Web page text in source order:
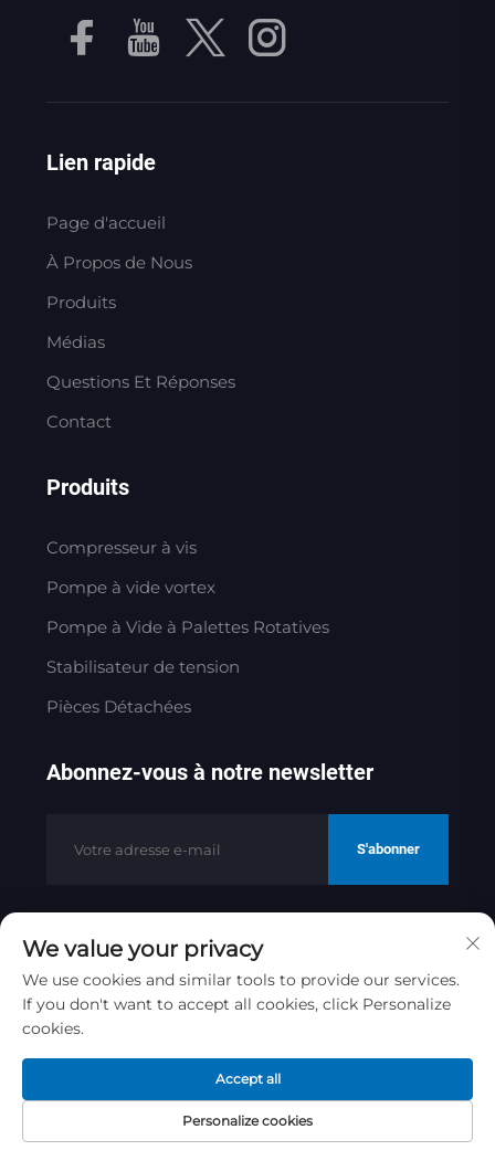
Lien rapide
Page d'accueil
À Propos de Nous
Produits
Médias
Questions Et Réponses
Contact
Produits
Compresseur à vis
Pompe à vide vortex
Pompe à Vide à Palettes Rotatives
Stabilisateur de tension
Pièces Détachées
Abonnez-vous à notre newsletter
S'abonner
Copyright © 2025 par Jinan Golden
Bridge Precision Machinery Co.ltd
Politique de confidentialité
Remonter en haut
Page Produit À propos Contact
We value your privacy
We use cookies and similar tools to provide our services.
If you don't want to accept all cookies, click Personalize
cookies.
Personalize cookies
Accept all